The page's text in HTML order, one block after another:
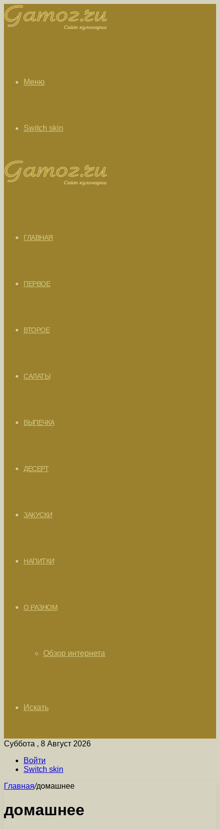
Меню
Switch skin
ГЛАВНАЯ
ПЕРВОЕ
ВТОРОЕ
САЛАТЫ
ВЫПЕЧКА
ДЕСЕРТ
ЗАКУСКИ
НАПИТКИ
О РАЗНОМ
Обзор интернета
Искать
Суббота , 8 Август 2026
Войти
Switch skin
Главная/домашнее
домашнее